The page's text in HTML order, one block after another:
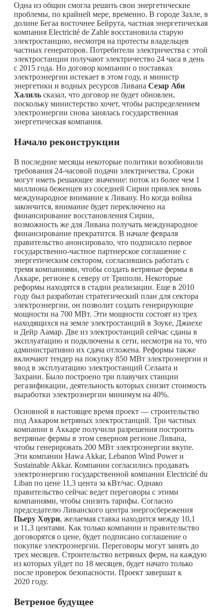
Одна из общин смогла решить свои энергетические
проблемы, по крайней мере, временно. В городе Захле, в
долине Бегаа восточнее Бейрута, частная энергетическая
компания Electricité de Zahle восстановила старую
электростанцию, несмотря на протесты владельцев
частных генераторов. Потребители электричества с этой
электростанции получают электричество 24 часа в день
с 2015 года. Но договор компании о поставках
электроэнергии истекает в этом году, и министр
энергетики и водных ресурсов Ливана Сезар Аби
Халиль сказал, что договор не будет обновлен,
поскольку министерство хочет, чтобы распределением
электроэнергии снова занялась государственная
энергетическая компания.
Начало реконструкции
В последние месяцы некоторые политики возобновили
требования 24-часовой подачи электричества. Сроки
могут иметь решающее значение: поток из более чем 1
миллиона беженцев из соседней Сирии привлек вновь
международное внимание к Ливану. Но когда война
закончится, внимание будет переключено на
финансирование восстановления Сирии,
возможность же для Ливана получать международное
финансирование прекратится. В начале февраля
правительство анонсировало, что подписало первое
государственно-частное партнерское соглашение с
энергетическим сектором, согласившись работать с
тремя компаниями, чтобы создать ветряные фермы в
Аккаре, регионе к северу от Триполи. Некоторые
реформы находятся в стадии реализации. Еще в 2010
году был разработан стратегический план для сектора
электроэнергии, он позволит создать генерирующие
мощности на 700 МВт. Эти мощности состоят из трех
находящихся на земле электростанций в Зоуке, Джиехе
и Дейр Аамар. Две из электростанций сейчас сданы в
эксплуатацию и подключены к сети, несмотря на то, что
административно их сдача отложена. Реформы также
включают тендер на покупку 850 МВт электроэнергии и
ввод в эксплуатацию электростанций Селаата и
Захрани. Было построено три плавучих станции
регазификации, деятельность которых снизит стоимость
выработки электроэнергии минимум на 40%.
Основной в настоящее время проект — строительство
под Аккаром ветряных электростанций. Три частных
компании в Аккаре получили разрешения построить
ветряные фермы в этом северном регионе Ливана,
чтобы генерировать 200 МВт электроэнергии вкупе.
Эти компании Hawa Akkar, Lebanon Wind Power и
Sustainable Akkar. Компании согласились продавать
электроэнергию государственной компании Electricité du
Liban по цене 11,3 цента за кВт/час. Однако
правительство сейчас ведет переговоры с этими
компаниями, чтобы снизить тарифы. Согласно
председателю Ливанского центра энергосбережения
Пьеру Хоури, желаемая ставка находится между 10,1
и 11,3 центами. Как только компании и правительство
договорятся о цене, будет подписано соглашение о
покупке электроэнергии. Переговоры могут занять до
трех месяцев. Строительство ветряных ферм, на каждую
из которых уйдет по 18 месяцев, будет начато только
после проверок безопасности. Проект завершат к
2020 году.
Ветреное будущее